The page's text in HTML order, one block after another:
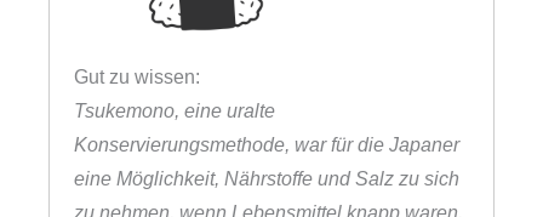
Gut zu wissen:
Tsukemono, eine uralte
Konservierungsmethode, war für die Japaner
eine Möglichkeit, Nährstoffe und Salz zu sich